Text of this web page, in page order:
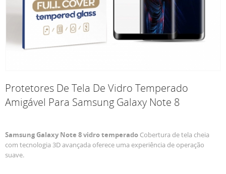
Protetores De Tela De Vidro Temperado
Amigável Para Samsung Galaxy Note 8
Samsung Galaxy Note 8 vidro temperado Cobertura de tela cheia
com tecnologia 3D avançada oferece uma experiência de operação
suave.